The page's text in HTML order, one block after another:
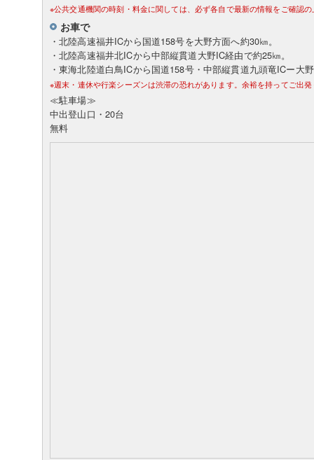
※公共交通機関の時刻・料金に関しては、必ず各自で最新の情報をご確認
お車で
・北陸高速福井ICから国道158号を大野方面へ約30㎞。
・北陸高速福井北ICから中部縦貫道大野IC経由で約25㎞。
・東海北陸道白鳥ICから国道158号・中部縦貫道九頭竜ICー大
※週末・連休や行楽シーズンは渋滞の恐れがあります。余裕を持ってご出
≪駐車場≫
中出登山口・20台
無料